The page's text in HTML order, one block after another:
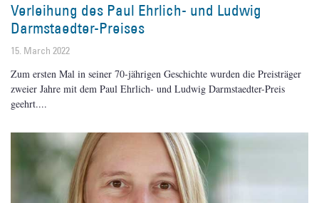
Verleihung des Paul Ehrlich- und Ludwig
Darmstaedter-Preises
15. March 2022
Zum ersten Mal in seiner 70-jährigen Geschichte wurden die Preisträger
zweier Jahre mit dem Paul Ehrlich- und Ludwig Darmstaedter-Preis
geehrt.